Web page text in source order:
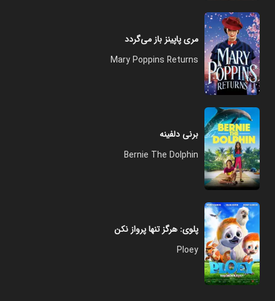
مری پاپینز باز می‌گردد
Mary Poppins Returns
برنی دلفینه
Bernie The Dolphin
پلوی: هرگز تنها پرواز نکن
Ploey